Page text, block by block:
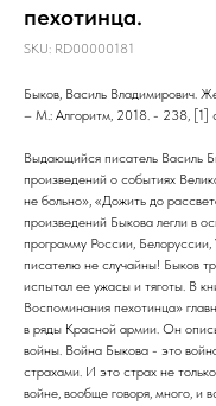
пехотинца.
SKU: RD00000181
Быков, Василь Владимирович.
– М.: Алгоритм, 2018. - 238, [1]
Выдающийся писатель Василь
произведений о событиях
не больно», «Дожить до
произведений Быкова легли в
программу России,
писателю не случайны! Быков
испытал ее ужасы и тяготы. В
Воспоминания пехотинца»
в ряды Красной армии. Он
войны. Война Быкова - это
страхами. И это страх не
войне, вообще говоря, много, и